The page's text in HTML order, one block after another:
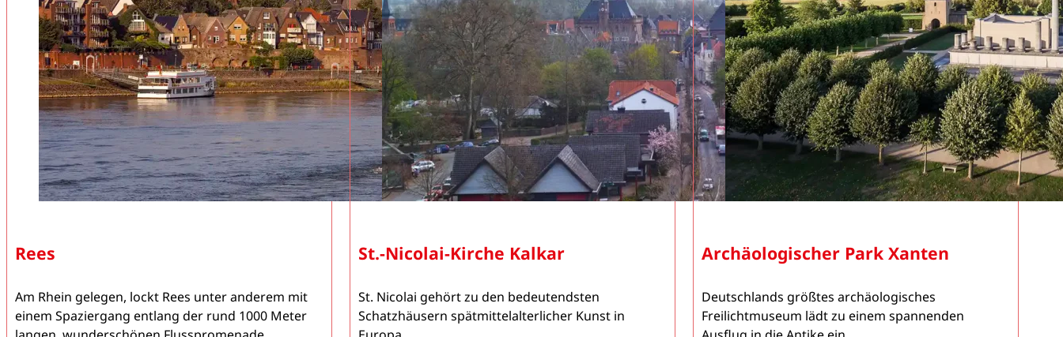
Rees
Am Rhein gelegen, lockt Rees unter anderem mit
einem Spaziergang entlang der rund 1000 Meter
St.-Nicolai-Kirche Kalkar
St. Nicolai gehört zu den bedeutendsten
Schatzhäusern spätmittelalterlicher Kunst in
Archäologischer Park Xanten
Deutschlands größtes archäologisches
Freilichtmuseum lädt zu einem spannenden